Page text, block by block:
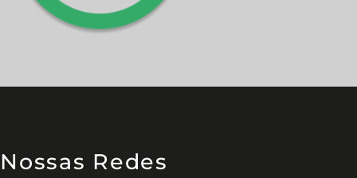
Nossas Redes